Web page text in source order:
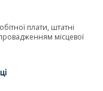
плати, штатні
місцевої